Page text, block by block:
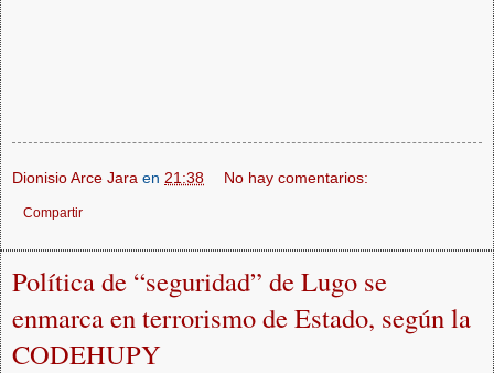
Dionisio Arce Jara en 21:38 No hay comentarios:
Compartir
Política de “seguridad” de Lugo se
enmarca en terrorismo de Estado, según la
CODEHUPY